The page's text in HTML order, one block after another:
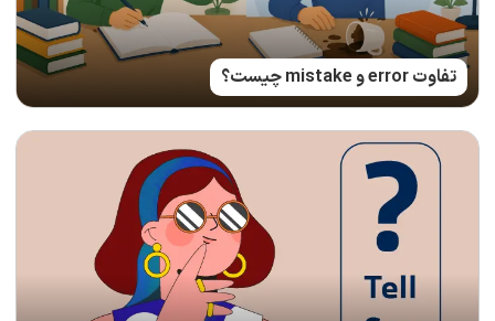
تفاوت error و mistake چیست؟